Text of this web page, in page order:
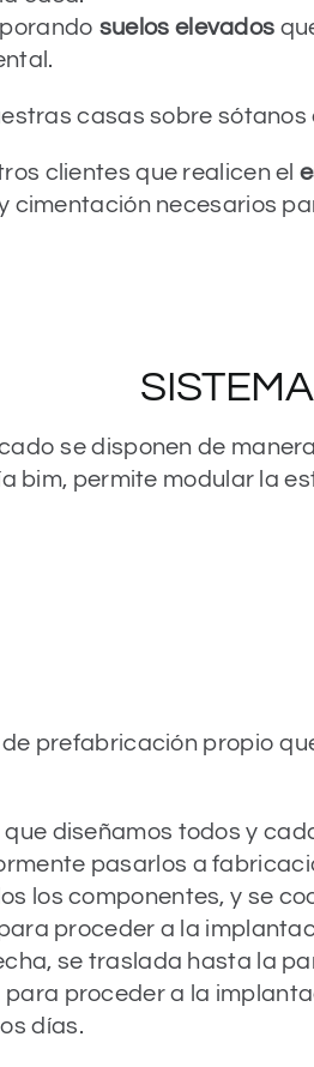
suelos elevados
casas sobre sótanos
clientes que realicen el
cimentación necesarios
se disponen de
bim, permite modular la
prefabricación propio
que diseñamos todos y
pasarlos a
los componentes, y se
proceder a la
se traslada hasta la
para proceder a la
días.